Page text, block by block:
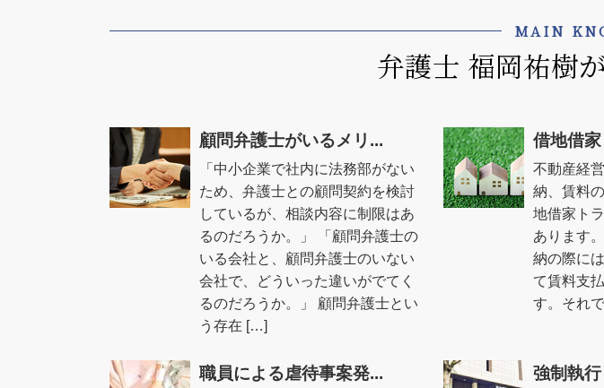
MAIN
弁護士 福岡祐樹
顧問弁護士がいるメリ...
「中小企業で社内に法務部がない
ため、弁護士との顧問契約を検討
しているが、相談内容に制限はあ
るのだろうか。」 「顧問弁護士の
いる会社と、顧問弁護士のいない
会社で、どういった違いがでてく
るのだろうか。」 顧問弁護士とい
う存在 […]
借地借
不動産経
納、賃料
地借家ト
あります
納の際に
て賃料支
す。それ
職員による虐待事案発... 強制執行